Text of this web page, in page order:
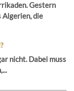
Gestern
Algerien, die
nicht. Dabei muss